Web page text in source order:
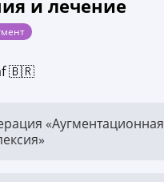
и лечение
🇧🇷
«Аугментационная